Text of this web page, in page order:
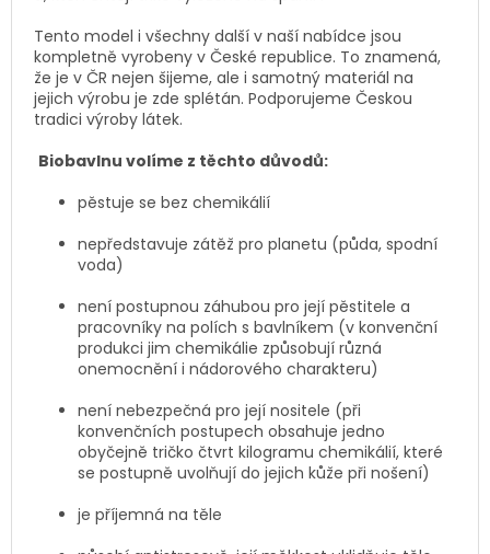
Tento model i všechny další v naší nabídce jsou
kompletně vyrobeny v České republice. To znamená,
že je v ČR nejen šijeme, ale i samotný materiál na
jejich výrobu je zde splétán. Podporujeme Českou
tradici výroby látek.
Biobavlnu volíme z těchto důvodů:
pěstuje se bez chemikálií
nepředstavuje zátěž pro planetu (půda, spodní
voda)
není postupnou záhubou pro její pěstitele a
pracovníky na polích s bavlníkem (v konvenční
produkci jim chemikálie způsobují různá
onemocnění i nádorového charakteru)
není nebezpečná pro její nositele (při
konvenčních postupech obsahuje jedno
obyčejně tričko čtvrt kilogramu chemikálií, které
se postupně uvolňují do jejich kůže při nošení)
je příjemná na těle